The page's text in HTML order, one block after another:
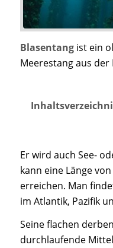
Blasentangist ein
Meerestang aus der
Er wird auch See-
kann eine Länge
erreichen. Man
im Atlantik, Pazifik
Seine flachen
durchlaufende